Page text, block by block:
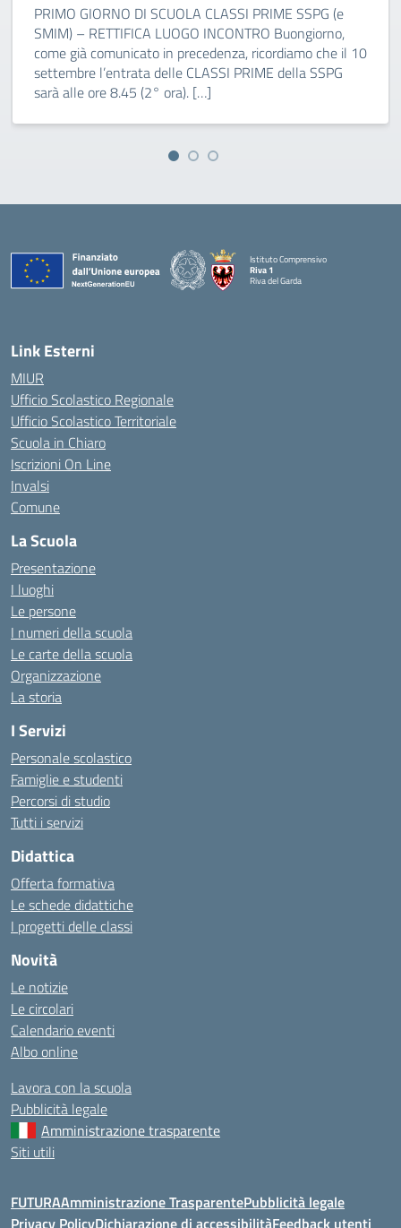
PRIMO GIORNO DI SCUOLA CLASSI PRIME SSPG (e
SMIM) – RETTIFICA LUOGO INCONTRO Buongiorno,
come già comunicato in precedenza, ricordiamo che il 10
settembre l’entrata delle CLASSI PRIME della SSPG
sarà alle ore 8.45 (2° ora). […]
Istituto Comprensivo
Riva 1
Riva del Garda
Link Esterni
MIUR
Ufficio Scolastico Regionale
Ufficio Scolastico Territoriale
Scuola in Chiaro
Iscrizioni On Line
Invalsi
Comune
La Scuola
Presentazione
I luoghi
Le persone
I numeri della scuola
Le carte della scuola
Organizzazione
La storia
I Servizi
Personale scolastico
Famiglie e studenti
Percorsi di studio
Tutti i servizi
Didattica
Offerta formativa
Le schede didattiche
I progetti delle classi
Novità
Le notizie
Le circolari
Calendario eventi
Albo online
Lavora con la scuola
Pubblicità legale
Amministrazione trasparente
Siti utili
FUTURAAmministrazione TrasparentePubblicità legale
Privacy PolicyDichiarazione di accessibilitàFeedback utenti